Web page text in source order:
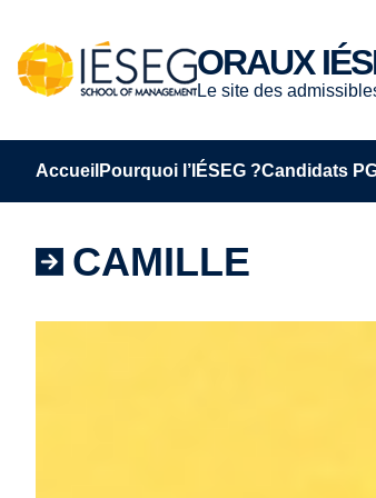
contenu
ORAUX
Le site des
Accueil Pourquoi l’IÉSEG ?Candidats
CAMILLE